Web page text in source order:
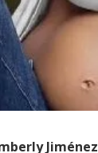
Jiménez